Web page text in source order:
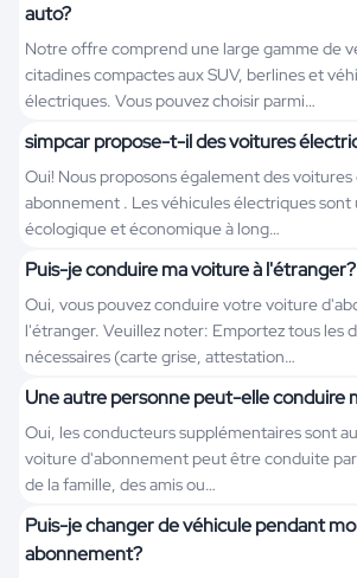
auto?
Notre offre comprend une large gamme de
citadines compactes aux SUV, berlines et
électriques. Vous pouvez choisir parmi…
simpcar propose-t-il des voitures
Oui! Nous proposons également des
abonnement . Les véhicules électriques
écologique et économique à long…
Puis-je conduire ma voiture à l'étranger?
Oui, vous pouvez conduire votre voiture
l'étranger. Veuillez noter: Emportez tous les
nécessaires (carte grise, attestation…
Une autre personne peut-elle conduire
Oui, les conducteurs supplémentaires sont
voiture d'abonnement peut être conduite
de la famille, des amis ou…
Puis-je changer de véhicule pendant
abonnement?